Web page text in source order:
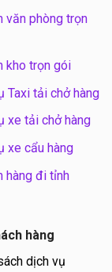
văn phòng trọn
kho trọn gói
Taxi tải chở hàng
xe tải chở hàng
xe cẩu hàng
hàng đi tỉnh
hàng
dịch vụ